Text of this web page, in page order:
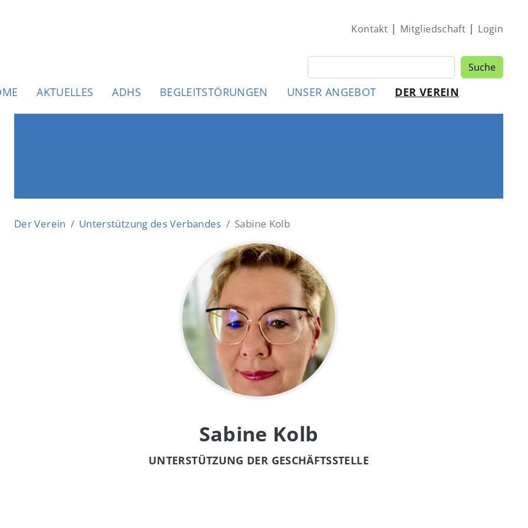
Suche Suche
Kontakt| Mitgliedschaft | Login
AKTUELLES ADHS BEGLEITSTÖRUNGEN UNSER ANGEBOT DER VEREIN
Der Verein Unterstützung des Verbandes Sabine Kolb
Sabine Kolb
UNTERSTÜTZUNG DER GESCHÄFTSSTELLE